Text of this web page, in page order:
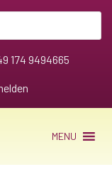
174 9494665
MENU